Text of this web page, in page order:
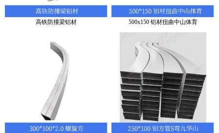
高铁防撞梁铝材 500x150 铝材扭曲中山体育